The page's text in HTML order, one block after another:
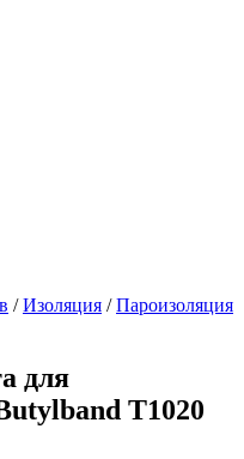
/ Изоляция / Пароизоляция
для
Т1020